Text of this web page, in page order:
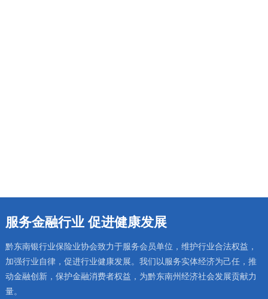
行业生态。
育盛宴。
服务金融行业 促进健康发展
黔东南银行业保险业协会致力于服务会员单位，维护行业合法权益，
加强行业自律，促进行业健康发展。我们以服务实体经济为己任，推
动金融创新，保护金融消费者权益，为黔东南州经济社会发展贡献力
量。